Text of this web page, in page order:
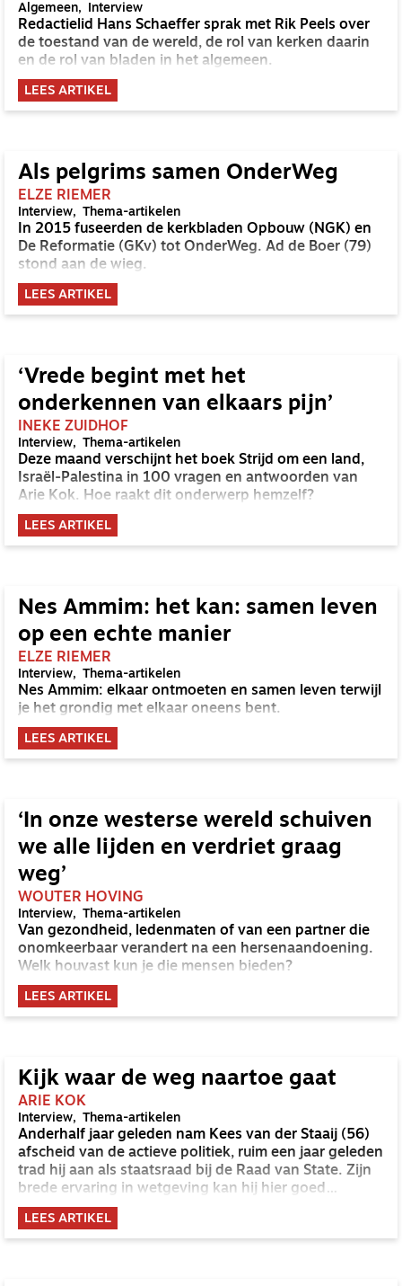
Algemeen Interview
Redactielid Hans Schaeffer sprak met Rik Peels over
de toestand van de wereld, de rol van kerken daarin
en de rol van bladen in het algemeen.
LEES ARTIKEL
Als pelgrims samen OnderWeg
ELZE RIEMER
Interview Thema-artikelen
In 2015 fuseerden de kerkbladen Opbouw (NGK) en
De Reformatie (GKv) tot OnderWeg. Ad de Boer (79)
stond aan de wieg.
LEES ARTIKEL
‘Vrede begint met het
onderkennen van elkaars pijn’
INEKE ZUIDHOF
Interview Thema-artikelen
Deze maand verschijnt het boek Strijd om een land,
Israël-Palestina in 100 vragen en antwoorden van
Arie Kok. Hoe raakt dit onderwerp hemzelf?
LEES ARTIKEL
Nes Ammim: het kan: samen leven
op een echte manier
ELZE RIEMER
Interview Thema-artikelen
Nes Ammim: elkaar ontmoeten en samen leven terwijl
je het grondig met elkaar oneens bent.
LEES ARTIKEL
‘In onze westerse wereld schuiven
we alle lijden en verdriet graag
weg’
WOUTER HOVING
Interview Thema-artikelen
Van gezondheid, ledenmaten of van een partner die
onomkeerbaar verandert na een hersenaandoening.
Welk houvast kun je die mensen bieden?
LEES ARTIKEL
Kijk waar de weg naartoe gaat
ARIE KOK
Interview Thema-artikelen
Anderhalf jaar geleden nam Kees van der Staaij (56)
afscheid van de actieve politiek, ruim een jaar geleden
trad hij aan als staatsraad bij de Raad van State. Zijn
brede ervaring in wetgeving kan hij hier goed
inzetten.
LEES ARTIKEL